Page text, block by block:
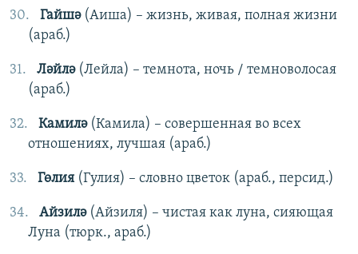
Гайшә (Аиша) – жизнь, живая, полная жизни
(араб.)
Ләйлә (Лейла) – темнота, ночь / темноволосая
(араб.)
Камилә (Камила) – совершенная во всех
отношениях, лучшая (араб.)
Гөлия (Гулия) – словно цветок (араб., персид.)
Айзилә (Айзиля) – чистая как луна, сияющая
Луна (тюрк., араб.)